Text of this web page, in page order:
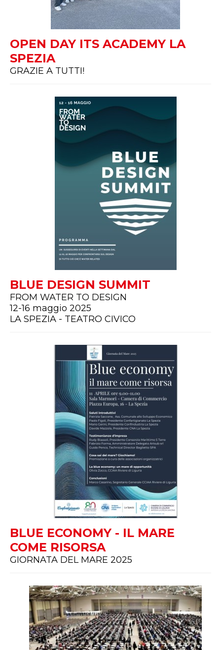
OPEN DAY ITS ACADEMY LA
SPEZIA
GRAZIE A TUTTI!
BLUE DESIGN SUMMIT
FROM WATER TO DESIGN
12-16 maggio 2025
LA SPEZIA - TEATRO CIVICO
BLUE ECONOMY - IL MARE
COME RISORSA
GIORNATA DEL MARE 2025